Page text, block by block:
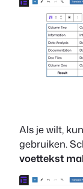
Als je wilt,
gebruiken.
voettekst